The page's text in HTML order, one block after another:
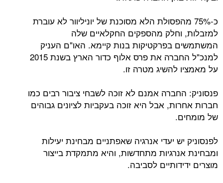
כ-75% מהפסולת הלא מסוכנת של יוניליוור לא עוברת
למזבלות, וחלק מהספקים החקלאיים שלה
המשתמשים בפרקטיקות בנות קיימא. האו"ם העניק
למנכ"ל החברה את פרס אלוף כדור הארץ בשנת 2015
על מאמציו להשיג מטרה זו.
פנסוניק: החברה אמנם לא זוכה לשבחי ציבור רבים כמו
חברות אחרות, אבל היא זוכה בעקביות לציונים גבוהים
של מומחים.
לפנסוניק יש יעדי אנרגיה שאפתניים מבחינת יעילות
ומבחינת אנרגיות מתחדשות, והיא מתמקדת בייצור
מוצרים ידידותיים לסביבה.